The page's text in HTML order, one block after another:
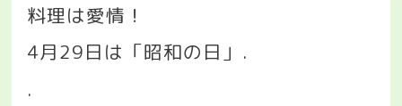
料理は愛情！
4月29日は「昭和の日」 .
.